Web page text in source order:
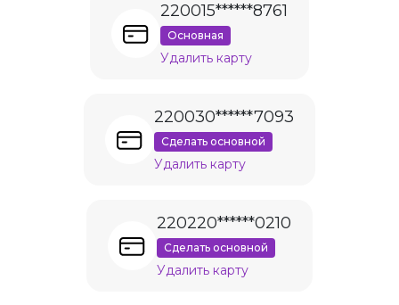
220015******8761
Основная
Удалить карту
220030******7093
Сделать основной
Удалить карту
220220******0210
Сделать основной
Удалить карту